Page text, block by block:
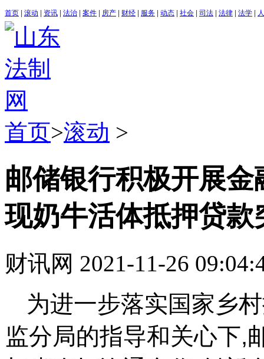
首页 滚动 资讯 法治 案件 房产 财经 服务 动态 社会 司法 法律 法学
首页>滚动 >
邮储银行积极开展
现奶牛活体抵押贷款
财讯网 2021-11-26
为进一步落实国家乡
监分局的指导和关心下,